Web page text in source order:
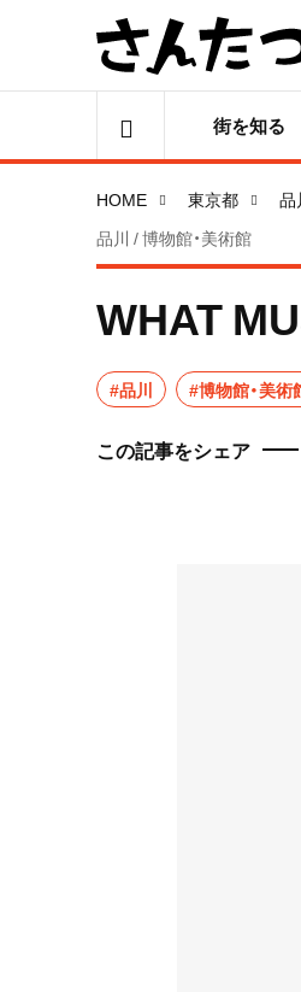
街を知る
HOME 東京都 品
品川 / 博物館・美術館
WHAT
#品川 #博物館・美術
この記事をシェア